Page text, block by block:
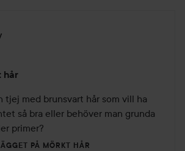
skapades 1 år
hår
tjej med brunsvart hår som vill ha
så bra eller behöver man grunda
primer?
PÅ MÖRKT HÅR